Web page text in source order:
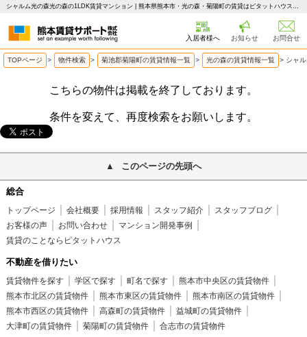
シャルム光の森光の森の1LDK賃貸マンション | 熊本県熊本市・光の森・菊陽町の賃貸はピタットハウス 熊本賃貸サポート
入居者様へ お知らせ お問合せ
TOPページ > 物件検索 > 菊池郡菊陽町の賃貸情報一覧 > 光の森の賃貸情報一覧 > シャ
こちらの物件は掲載を終了しております。
条件を変えて、再度検索をお願いします。
このページの先頭へ
総合
トップページ 会社概要 採用情報 スタッフ紹介
スタッフブログ
お客様の声
お問い合わせ
マンション開発事例
賃貸のことならピタットハウス
不動産を借りたい
賃貸物件を探す 学区で探す 町名で探す
熊本市中央区の賃貸物件
熊本市北区の賃貸物件
熊本市東区の賃貸物件
熊本市南区の賃貸物件
熊本市西区の賃貸物件
高森町の賃貸物件
益城町の賃貸物件
大津町の賃貸物件
菊陽町の賃貸物件 合志市の賃貸物件